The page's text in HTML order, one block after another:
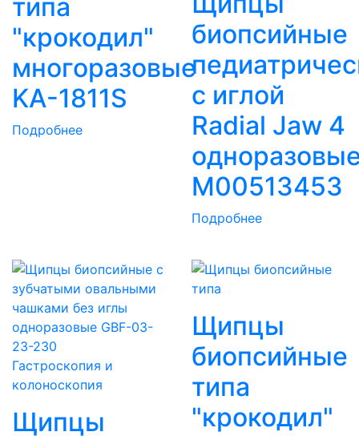
типа
"крокодил"
многоразовые
KA-1811S
Подробнее
биопсийные
с иглой
Radial Jaw 4
M00513453
Подробнее
Гастроскопия и
колоноскопия
Щипцы
Щипцы
биопсийные
типа
"крокодил"